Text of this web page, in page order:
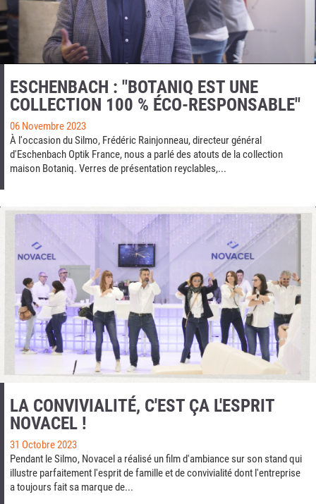
ESCHENBACH : "BOTANIQ EST UNE
COLLECTION 100 % ÉCO-RESPONSABLE"
06 Novembre 2023
À l'occasion du Silmo, Frédéric Rainjonneau, directeur général
d'Eschenbach Optik France, nous a parlé des atouts de la collection
maison Botaniq. Verres de présentation reyclables,...
LA CONVIVIALITÉ, C'EST ÇA L'ESPRIT
NOVACEL !
31 Octobre 2023
Pendant le Silmo, Novacel a réalisé un film d'ambiance sur son stand qui
illustre parfaitement l'esprit de famille et de convivialité dont l'entreprise
a toujours fait sa marque de...